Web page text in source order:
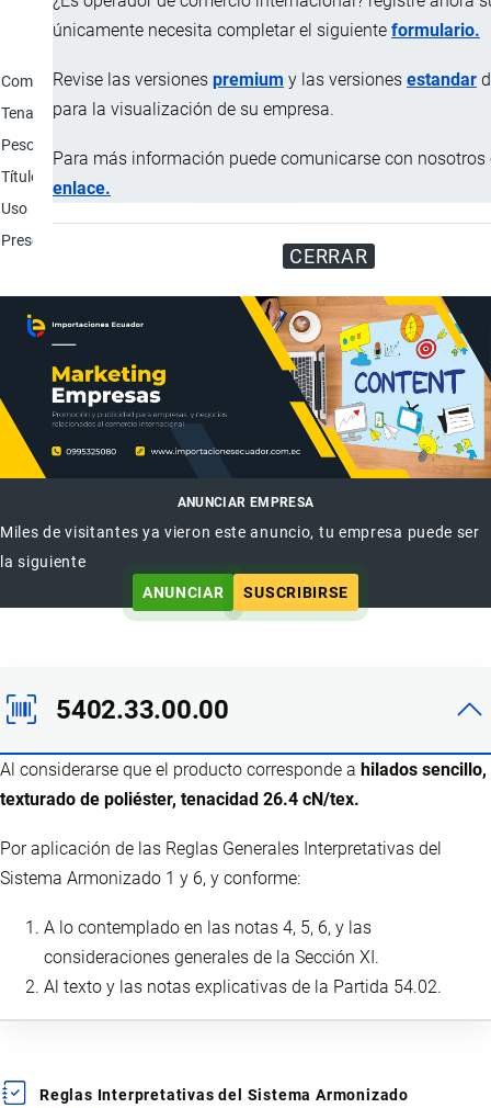
únicamente necesita completar el siguiente formulario.
Revise las versiones premium y las versiones estandar
para la visualización de su empresa.
Para más información puede comunicarse con nosotros
enlace.
CERRAR
Composición
100% Poliéster texturado.
Tenacidad
26.4 CN/tex
Peso neto (incluido soporte)
Título por hilo sencillo
Uso
Presentación
ANUNCIAR EMPRESA
Miles de visitantes ya vieron este anuncio, tu empresa puede ser
la siguiente
ANUNCIAR
SUSCRIBIRSE
5402.33.00.00
Al considerarse que el producto corresponde a hilados sencillo,
texturado de poliéster, tenacidad 26.4 cN/tex.
Por aplicación de las Reglas Generales Interpretativas del
Sistema Armonizado 1 y 6, y conforme:
A lo contemplado en las notas 4, 5, 6, y las
consideraciones generales de la Sección XI.
Al texto y las notas explicativas de la Partida 54.02.
Reglas Interpretativas del Sistema Armonizado